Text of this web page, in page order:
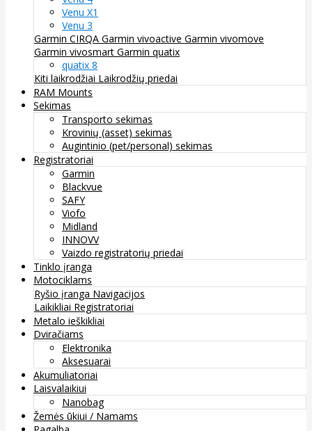
Venu X1
Venu 3
Garmin CIRQA Garmin vivoactive Garmin vivomove
Garmin vivosmart Garmin quatix
quatix 8
Kiti laikrodžiai Laikrodžių priedai
RAM Mounts
Sekimas
Transporto sekimas
Krovinių (asset) sekimas
Augintinio (pet/personal) sekimas
Registratoriai
Garmin
Blackvue
SAFY
Viofo
Midland
INNOVV
Vaizdo registratorių priedai
Tinklo įranga
Motociklams
Ryšio įranga Navigacijos
Laikikliai Registratoriai
Metalo ieškikliai
Dviračiams
Elektronika
Aksesuarai
Akumuliatoriai
Laisvalaikiui
Nanobag
Žemės ūkiui / Namams